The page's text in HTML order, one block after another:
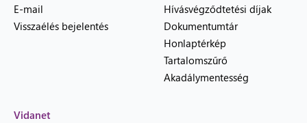
E-mail
Visszaélés bejelentés
Hívásvégződtetési díjak
Dokumentumtár
Honlaptérkép
Tartalomszűrő
Akadálymentesség
Vidanet